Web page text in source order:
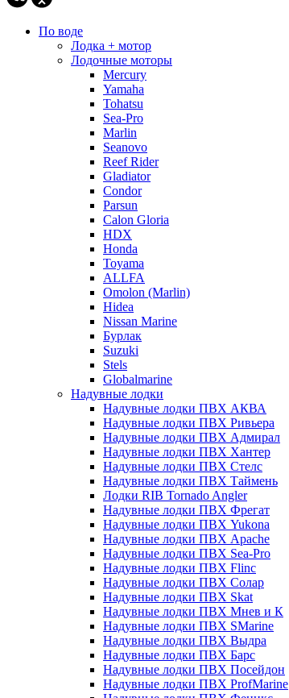
По воде
Лодка + мотор
Лодочные моторы
Mercury
Yamaha
Tohatsu
Sea-Pro
Marlin
Seanovo
Reef Rider
Gladiator
Condor
Parsun
Calon Gloria
HDX
Honda
Toyama
ALLFA
Omolon (Marlin)
Hidea
Nissan Marine
Бурлак
Suzuki
Stels
Globalmarine
Надувные лодки
Надувные лодки ПВХ АКВА
Надувные лодки ПВХ Ривьера
Надувные лодки ПВХ Адмирал
Надувные лодки ПВХ Хантер
Надувные лодки ПВХ Стелс
Надувные лодки ПВХ Таймень
Лодки RIB Tornado Angler
Надувные лодки ПВХ Фрегат
Надувные лодки ПВХ Yukona
Надувные лодки ПВХ Apache
Надувные лодки ПВХ Sea-Pro
Надувные лодки ПВХ Flinc
Надувные лодки ПВХ Солар
Надувные лодки ПВХ Skat
Надувные лодки ПВХ Мнев и К
Надувные лодки ПВХ SMarine
Надувные лодки ПВХ Выдра
Надувные лодки ПВХ Барс
Надувные лодки ПВХ Посейдон
Надувные лодки ПВХ ProfMarine